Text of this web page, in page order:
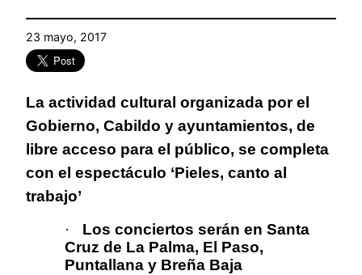
23 mayo, 2017
La actividad cultural organizada por el
Gobierno, Cabildo y ayuntamientos, de
libre acceso para el público, se completa
con el espectáculo ‘Pieles, canto al
trabajo’
·
Los conciertos serán en Santa
Cruz de La Palma, El Paso,
Puntallana y Breña Baja